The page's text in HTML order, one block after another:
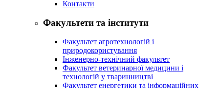
Контакти
Факультети та інститути
Факультет агротехнологій і
природокористування
Інженерно-технічний факультет
Факультет ветеринарної медицини і
технологій у тваринництві
Факультет енергетики та інформаційних